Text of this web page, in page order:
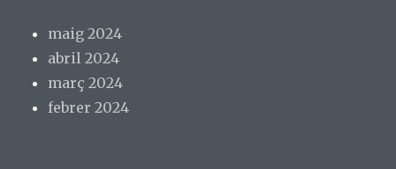
maig 2024
abril 2024
març 2024
febrer 2024